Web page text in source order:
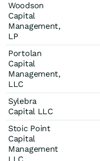
Woodson
Capital
Management,
LP
Portolan
Capital
Management,
LLC
Sylebra
Capital LLC
Stoic Point
Capital
Management
LLC